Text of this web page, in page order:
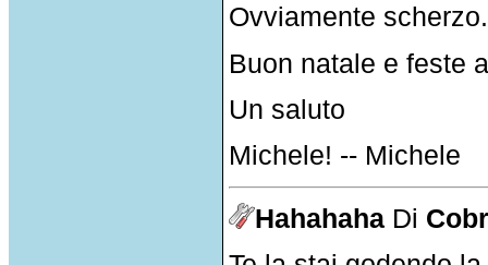
Ovviamente
Buon natale e feste
Un saluto
Michele! -- Michele
Hahahaha Di